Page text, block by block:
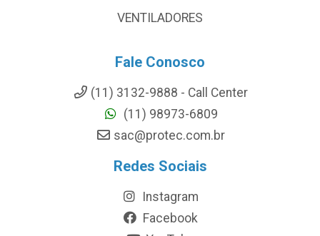
VENTILADORES
Fale Conosco
(11) 3132-9888 - Call Center
(11) 98973-6809
sac@protec.com.br
Redes Sociais
Instagram
Facebook